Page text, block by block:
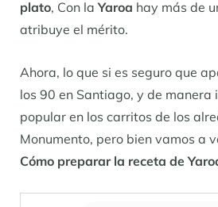
plato, Con laYaroa hay más de
atribuye el mérito.
Ahora, lo que si es seguro que
los 90 en Santiago, y de manera
popular en los carritos de los
Monumento, pero bien vamos a
Cómo preparar la receta de